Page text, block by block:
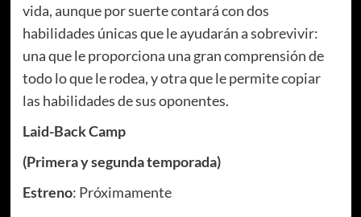
vida, aunque por suerte contará con dos
habilidades únicas que le ayudarán a sobrevivir:
una que le proporciona una gran comprensión de
todo lo que le rodea, y otra que le permite copiar
las habilidades de sus oponentes.
Laid-Back Camp
(Primera y segunda temporada)
Estreno: Próximamente